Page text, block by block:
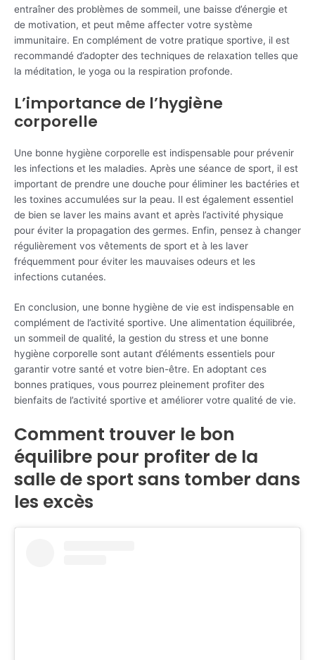
entraîner des problèmes de sommeil, une baisse d’énergie et
de motivation, et peut même affecter votre système
immunitaire. En complément de votre pratique sportive, il est
recommandé d’adopter des techniques de relaxation telles que
la méditation, le yoga ou la respiration profonde.
L’importance de l’hygiène
corporelle
Une bonne hygiène corporelle est indispensable pour prévenir
les infections et les maladies. Après une séance de sport, il est
important de prendre une douche pour éliminer les bactéries et
les toxines accumulées sur la peau. Il est également essentiel
de bien se laver les mains avant et après l’activité physique
pour éviter la propagation des germes. Enfin, pensez à changer
régulièrement vos vêtements de sport et à les laver
fréquemment pour éviter les mauvaises odeurs et les
infections cutanées.
En conclusion, une bonne hygiène de vie est indispensable en
complément de l’activité sportive. Une alimentation équilibrée,
un sommeil de qualité, la gestion du stress et une bonne
hygiène corporelle sont autant d’éléments essentiels pour
garantir votre santé et votre bien-être. En adoptant ces
bonnes pratiques, vous pourrez pleinement profiter des
bienfaits de l’activité sportive et améliorer votre qualité de vie.
Comment trouver le bon
équilibre pour profiter de la
salle de sport sans tomber dans
les excès